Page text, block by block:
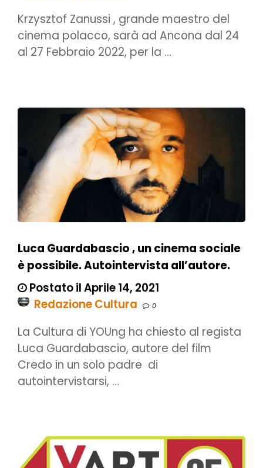
Krzysztof Zanussi , grande maestro del
cinema polacco, sarà ad Ancona dal 24
al 27 Febbraio 2022, per la …
Luca Guardabascio , un cinema sociale
è possibile. Autointervista all’autore.
Postato il Aprile 14, 2021
Redazione Cultura
0
La Cultura di YOUng ha chiesto al regista
Luca Guardabascio, autore del film
Credo in un solo padre di
autointervistarsi, …